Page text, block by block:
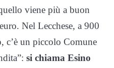
viene più a buon
Nel Lecchese, a 900
c’è un piccolo Comune
si chiama Esino